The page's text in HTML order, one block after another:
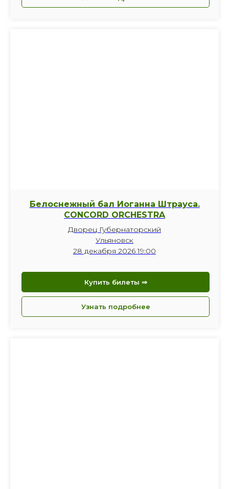
Белоснежный бал Иоганна Штрауса.
CONCORD ORCHESTRA
Дворец Губернаторский
Ульяновск
28 декабря 2026 19:00
Купить билеты ⇒
Узнать подробнее